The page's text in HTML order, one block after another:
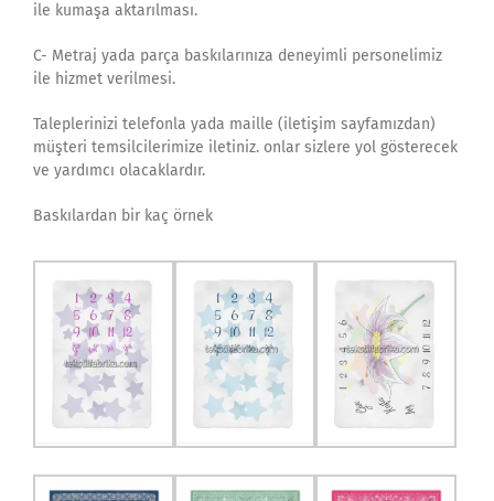
ile kumaşa aktarılması.
C- Metraj yada parça baskılarınıza deneyimli personelimiz
ile hizmet verilmesi.
Taleplerinizi telefonla yada maille (iletişim sayfamızdan)
müşteri temsilcilerimize iletiniz. onlar sizlere yol gösterecek
ve yardımcı olacaklardır.
Baskılardan bir kaç örnek